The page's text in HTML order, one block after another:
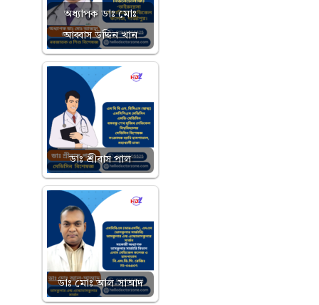
অধ্যাপক ডাঃ মোঃ
আব্বাস উদ্দিন খান
ডাঃ শ্রীবাস পাল
ডাঃ মোঃ আল-সাআদ